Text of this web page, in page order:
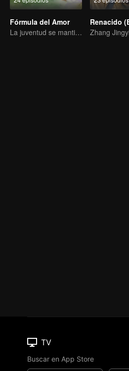
Fórmula del Amor
La juventud se mantiene viva, la graduación no es un adiós.
TV
Buscar en App Store